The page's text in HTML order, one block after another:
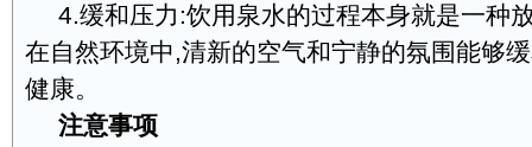
4.缓和压力:饮用泉水的过程本身就是一种
在自然环境中,清新的空气和宁静的氛围能够
健康。
注意事项